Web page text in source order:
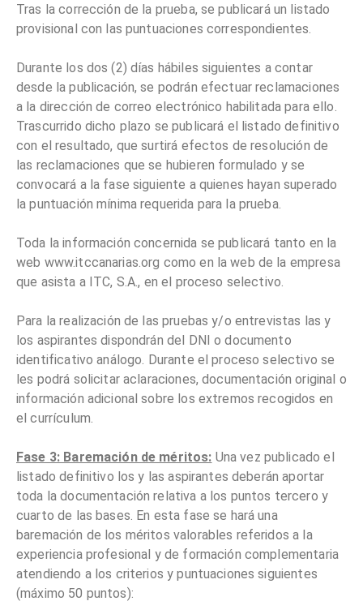
Tras la corrección de la prueba, se publicará un listado
provisional con las puntuaciones correspondientes.
Durante los dos (2) días hábiles siguientes a contar
desde la publicación, se podrán efectuar reclamaciones
a la dirección de correo electrónico habilitada para ello.
Trascurrido dicho plazo se publicará el listado definitivo
con el resultado, que surtirá efectos de resolución de
las reclamaciones que se hubieren formulado y se
convocará a la fase siguiente a quienes hayan superado
la puntuación mínima requerida para la prueba.
Toda la información concernida se publicará tanto en la
web www.itccanarias.org como en la web de la empresa
que asista a ITC, S.A., en el proceso selectivo.
Para la realización de las pruebas y/o entrevistas las y
los aspirantes dispondrán del DNI o documento
identificativo análogo. Durante el proceso selectivo se
les podrá solicitar aclaraciones, documentación original o
información adicional sobre los extremos recogidos en
el currículum.
Fase 3: Baremación de méritos: Una vez publicado el
listado definitivo los y las aspirantes deberán aportar
toda la documentación relativa a los puntos tercero y
cuarto de las bases. En esta fase se hará una
baremación de los méritos valorables referidos a la
experiencia profesional y de formación complementaria
atendiendo a los criterios y puntuaciones siguientes
(máximo 50 puntos):